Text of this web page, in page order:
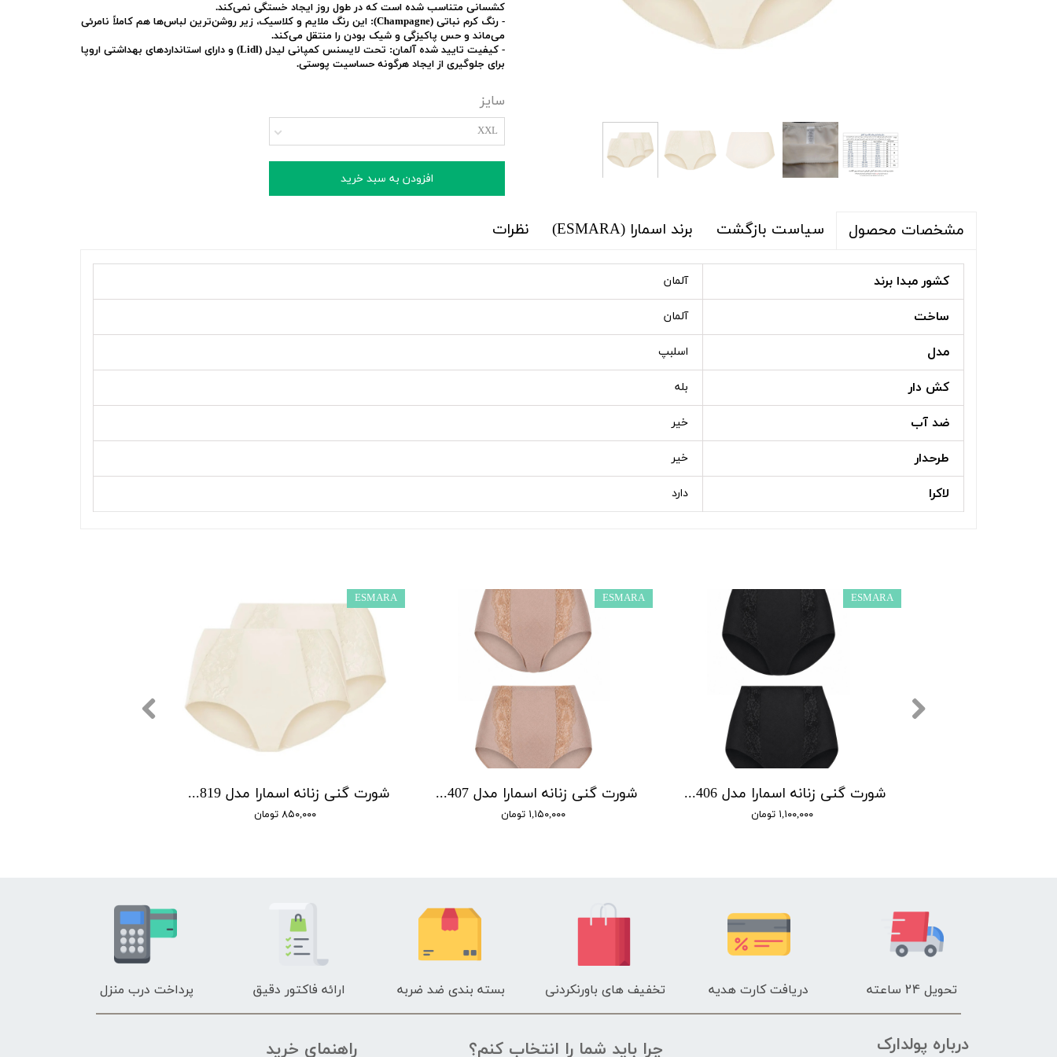
کشسانی متناسب شده است که در طول روز ایجاد خستگی نمی‌کند.
- رنگ کرم نباتی (Champagne):
این رنگ ملایم و کلاسیک، زیر روشن‌ترین لباس‌ها هم کاملاً نامرئی
می‌ماند و حس پاکیزگی و شیک بودن را منتقل می‌کند.
- کیفیت تایید شده آلمان:
تحت لایسنس کمپانی لیدل (Lidl) و دارای استانداردهای بهداشتی اروپا
برای جلوگیری از ایجاد هرگونه حساسیت پوستی.
سایز
XXL
افزودن به سبد خرید
مشخصات محصول سیاست بازگشت برند اسمارا (ESMARA) نظرات
کشور مبدا برند آلمان
ساخت آلمان
مدل اسلبپ
کش دار بله
ضد آب خیر
طرحدار خیر
لاکرا دارد
شورت گنی زنانه اسمارا مدل MiederSlips S442819 مجموعه 2 عددی
۸۵۰,۰۰۰ تومان
ESMARA
شورت گنی زنانه اسمارا مدل P00407 مجموعه 2 عددی
۱,۱۵۰,۰۰۰ تومان
ESMARA
شورت گنی زنانه اسمارا مدل P00406 مجموعه 2 عددی
۱,۱۰۰,۰۰۰ تومان
ESMARA
تحویل 24 ساعته دریافت کارت هدیه تخفیف های باورنکردنی بسته بندی ضد ضربه ارائه فاکتور دقیق پرداخت درب منزل
درباره پولدارک راهنمای خرید چرا باید شما را انتخاب کنم؟